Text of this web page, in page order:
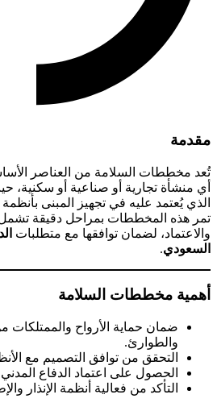
مقدمة
تُعد مخططات السلامة من العناصر
أي منشأة تجارية أو صناعية أو
الذي يُعتمد عليه في تجهيز المبنى بأنظمة
تمر هذه المخططات بمراحل دقيقة تشمل
والاعتماد، لضمان توافقها مع متطلبات
السعودي.
أهمية مخططات السلامة
ضمان حماية الأرواح والممتلكات
والطوارئ.
التحقق من توافق التصميم مع
الحصول على اعتماد الدفاع
التأكد من فعالية أنظمة الإنذار